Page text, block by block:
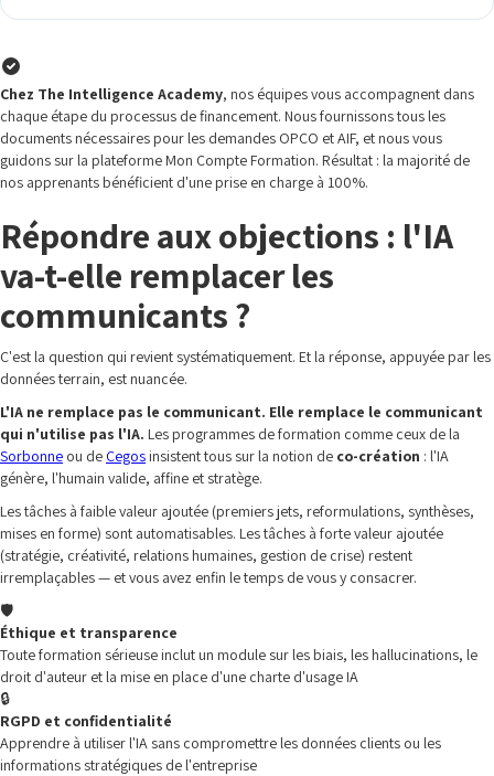
Chez The Intelligence Academy, nos équipes vous accompagnent dans
chaque étape du processus de financement. Nous fournissons tous les
documents nécessaires pour les demandes OPCO et AIF, et nous vous
guidons sur la plateforme Mon Compte Formation. Résultat : la majorité de
nos apprenants bénéficient d'une prise en charge à 100%.
Répondre aux objections : l'IA
va-t-elle remplacer les
communicants ?
C'est la question qui revient systématiquement. Et la réponse, appuyée par les
données terrain, est nuancée.
L'IA ne remplace pas le communicant. Elle remplace le communicant
qui n'utilise pas l'IA. Les programmes de formation comme ceux de la
Sorbonne ou de Cegos insistent tous sur la notion de co-création : l'IA
génère, l'humain valide, affine et stratège.
Les tâches à faible valeur ajoutée (premiers jets, reformulations, synthèses,
mises en forme) sont automatisables. Les tâches à forte valeur ajoutée
(stratégie, créativité, relations humaines, gestion de crise) restent
irremplaçables — et vous avez enfin le temps de vous y consacrer.
🛡️
Éthique et transparence
Toute formation sérieuse inclut un module sur les biais, les hallucinations, le
droit d'auteur et la mise en place d'une charte d'usage IA
🔒
RGPD et confidentialité
Apprendre à utiliser l'IA sans compromettre les données clients ou les
informations stratégiques de l'entreprise